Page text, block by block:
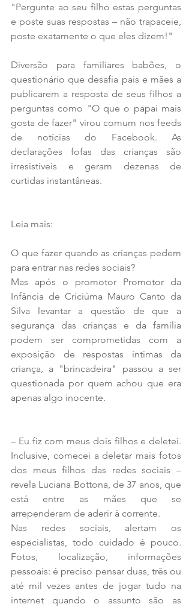
"Pergunte ao seu filho estas perguntas
e poste suas respostas – não trapaceie,
poste exatamente o que eles dizem!"
Diversão para familiares babões, o
questionário que desafia pais e mães a
publicarem a resposta de seus filhos a
perguntas como "O que o papai mais
gosta de fazer" virou comum nos feeds
de notícias do Facebook. As
declarações fofas das crianças são
irresistíveis e geram dezenas de
curtidas instantâneas.
Leia mais:
O que fazer quando as crianças pedem
para entrar nas redes sociais?
Mas após o promotor Promotor da
Infância de Criciúma Mauro Canto da
Silva levantar a questão de que a
segurança das crianças e da família
podem ser comprometidas com a
exposição de respostas íntimas da
criança, a "brincadeira" passou a ser
questionada por quem achou que era
apenas algo inocente.
– Eu fiz com meus dois filhos e deletei.
Inclusive, comecei a deletar mais fotos
dos meus filhos das redes sociais –
revela Luciana Bottona, de 37 anos, que
está entre as mães que se
arrependeram de aderir à corrente.
Nas redes sociais, alertam os
especialistas, todo cuidado é pouco.
Fotos, localização, informações
pessoais: é preciso pensar duas, três ou
até mil vezes antes de jogar tudo na
internet quando o assunto são as